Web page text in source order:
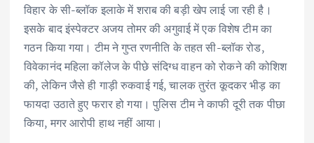
विहार के सी-ब्लॉक इलाके में शराब की बड़ी खेप लाई जा रही है।
इसके बाद इंस्पेक्टर अजय तोमर की अगुवाई में एक विशेष टीम का
गठन किया गया। टीम ने गुप्त रणनीति के तहत सी-ब्लॉक रोड,
विवेकानंद महिला कॉलेज के पीछे संदिग्ध वाहन को रोकने की कोशिश
की, लेकिन जैसे ही गाड़ी रुकवाई गई, चालक तुरंत कूदकर भीड़ का
फायदा उठाते हुए फरार हो गया। पुलिस टीम ने काफी दूरी तक पीछा
किया, मगर आरोपी हाथ नहीं आया।